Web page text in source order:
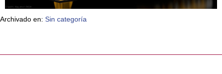
Archivado en: Sin categoría